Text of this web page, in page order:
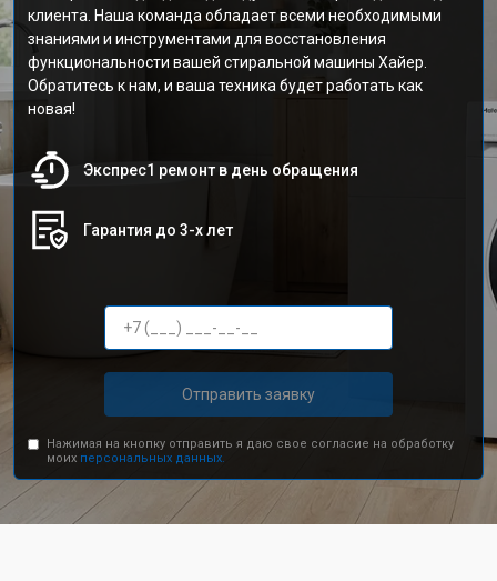
клиента. Наша команда обладает всеми необходимыми
знаниями и инструментами для восстановления
функциональности вашей стиральной машины Хайер.
Обратитесь к нам, и ваша техника будет работать как
новая!
Экспрес1 ремонт в день обращения
Гарантия до 3-х лет
Отправить заявку
Нажимая на кнопку отправить я даю свое согласие на обработку
моих персональных данных.